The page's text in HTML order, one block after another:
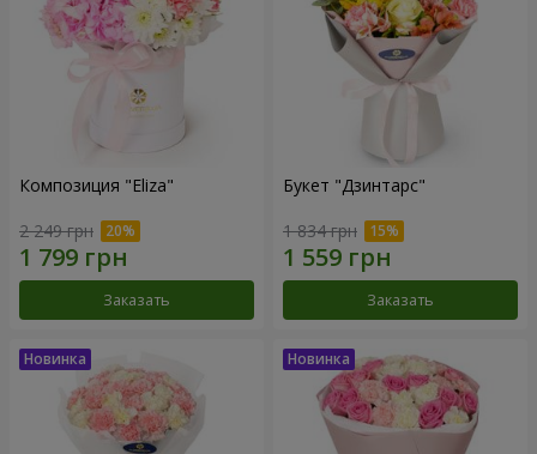
Композиция "Eliza"
2 249 грн
Заказать
Букет "Дзинтарс"
1 834 грн
Заказать